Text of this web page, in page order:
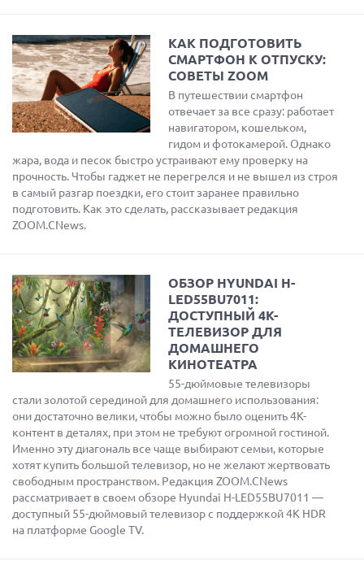
КАК ПОДГОТОВИТЬ
СМАРТФОН К ОТПУСКУ:
СОВЕТЫ ZOOM
В путешествии смартфон
отвечает за все сразу: работает
навигатором, кошельком,
гидом и фотокамерой. Однако
жара, вода и песок быстро устраивают ему проверку на
прочность. Чтобы гаджет не перегрелся и не вышел из строя
в самый разгар поездки, его стоит заранее правильно
подготовить. Как это сделать, рассказывает редакция
ZOOM.CNews.
ОБЗОР HYUNDAI H-
LED55BU7011:
ДОСТУПНЫЙ 4K-
ТЕЛЕВИЗОР ДЛЯ
ДОМАШНЕГО
КИНОТЕАТРА
55-дюймовые телевизоры
стали золотой серединой для домашнего использования:
они достаточно велики, чтобы можно было оценить 4K-
контент в деталях, при этом не требуют огромной гостиной.
Именно эту диагональ все чаще выбирают семьи, которые
хотят купить большой телевизор, но не желают жертвовать
свободным пространством. Редакция ZOOM.CNews
рассматривает в своем обзоре Hyundai H-LED55BU7011 —
доступный 55-дюймовый телевизор с поддержкой 4K HDR
на платформе Google TV.